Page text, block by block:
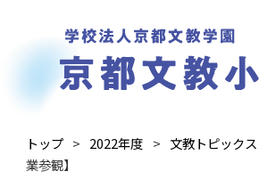
トップ 2022年度 文教トピックス
業参観】